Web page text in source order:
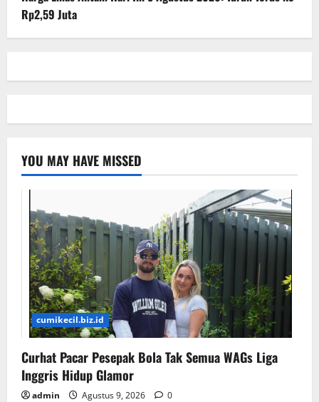
Rp2,59 Juta
YOU MAY HAVE MISSED
cumikecil.biz.id
Curhat Pacar Pesepak Bola Tak Semua WAGs Liga
Inggris Hidup Glamor
admin Agustus 9, 2026 0